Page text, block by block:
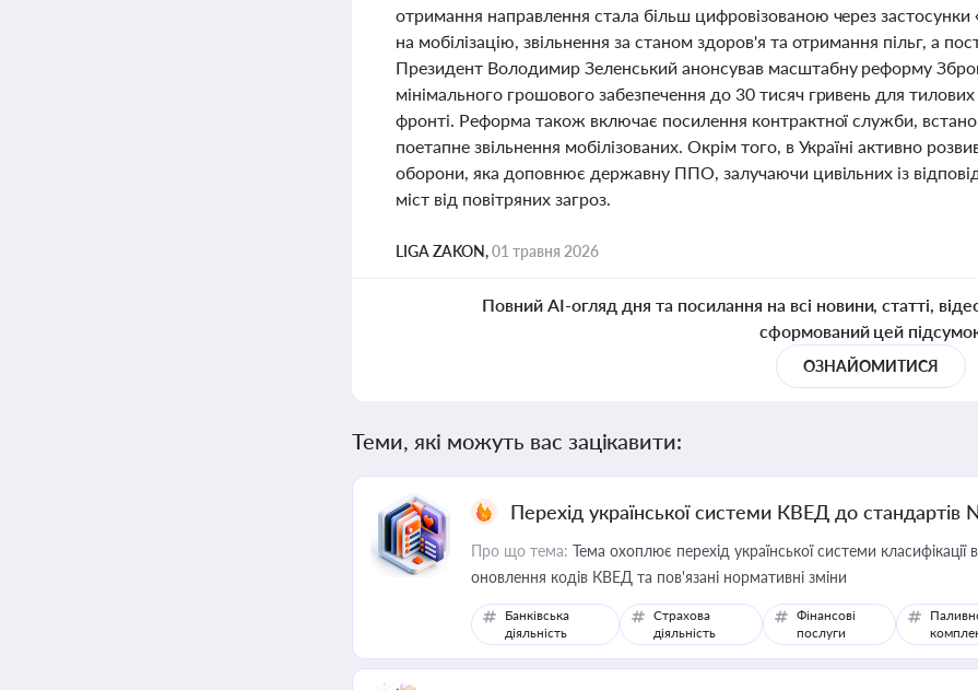
отримання направлення стала більш цифровізованою через
на мобілізацію, звільнення за станом здоров'я та отримання пільг, а
Президент Володимир Зеленський анонсував масштабну реформу
мінімального грошового забезпечення до 30 тисяч гривень для
фронті. Реформа також включає посилення контрактної служби,
поетапне звільнення мобілізованих. Окрім того, в Україні активно
оборони, яка доповнює державну ППО, залучаючи цивільних із
міст від повітряних загроз.
LIGA ZAKON,01 травня 2026
Повний AI-огляд дня та посилання на всі новини, статті,
сформований цей
ОЗНАЙОМИТИСЯ
Теми, які можуть вас зацікавити:
Перехід української системи КВЕД до стандартів
Про що тема: Тема охоплює перехід української системи класифікації
оновлення кодів КВЕД та пов'язані нормативні зміни
Банківська
діяльність
Страхова
діяльність
Фінансові
послуги